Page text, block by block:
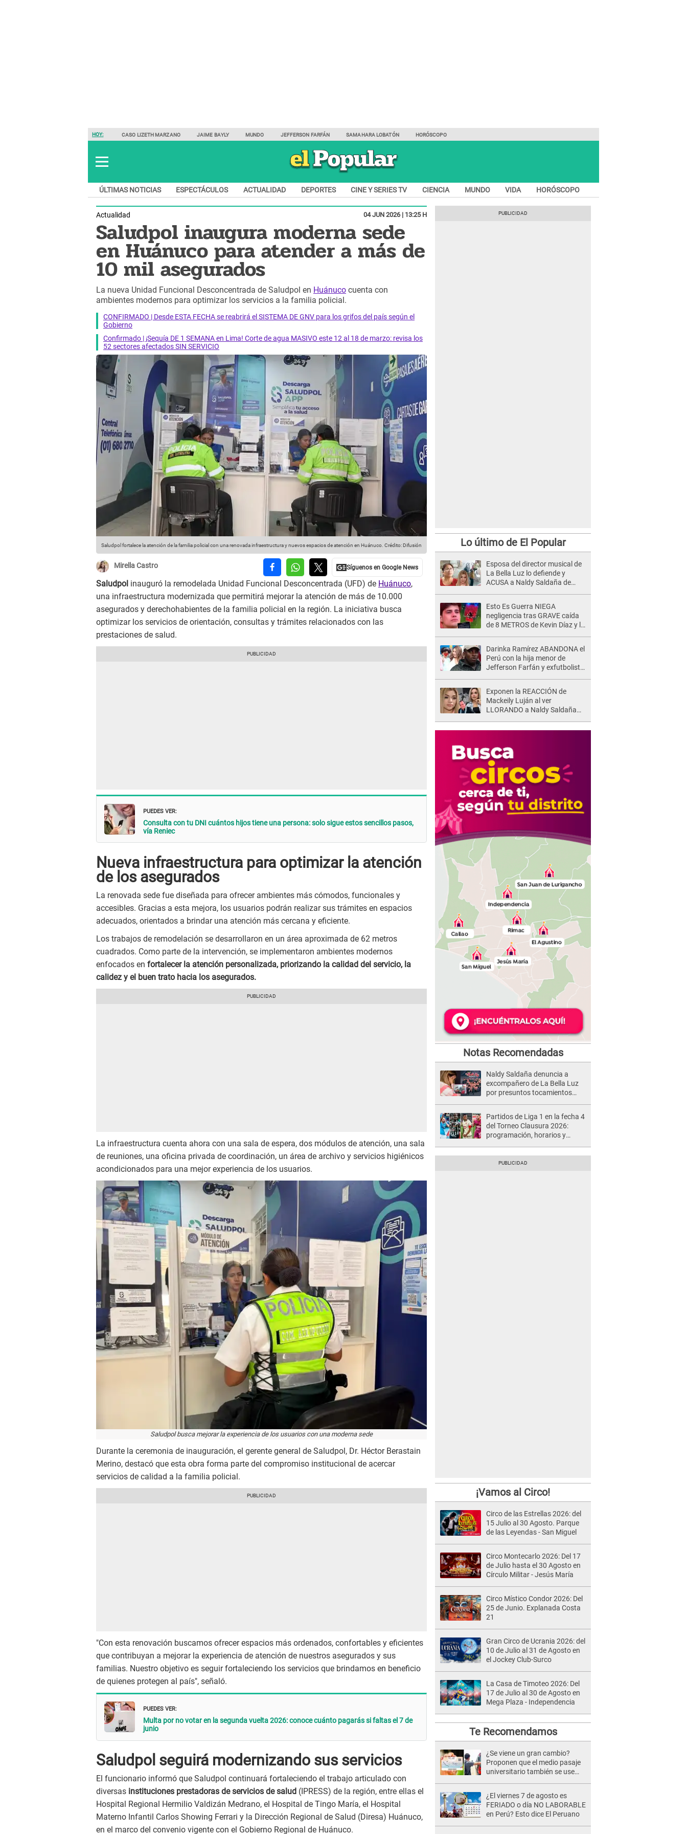
HOY: CASO LIZETH MARZANO JAIME BAYLY MUNDO JEFFERSON FARFÁN SAMAHARA LOBATÓN HORÓSCOPO
ÚLTIMAS NOTICIAS ESPECTÁCULOS ACTUALIDAD DEPORTES CINE Y SERIES TV CIENCIA MUNDO VIDA HORÓSCOPO
Actualidad 04 JUN 2026 | 13:25 H
Saludpol inaugura moderna sede
en Huánuco para atender a más de
10 mil asegurados
La nueva Unidad Funcional Desconcentrada de Saludpol en Huánuco cuenta con
ambientes modernos para optimizar los servicios a la familia policial.
CONFIRMADO | Desde ESTA FECHA se reabrirá el SISTEMA DE GNV para los grifos del país según el
Gobierno
Confirmado | ¡Sequía DE 1 SEMANA en Lima! Corte de agua MASIVO este 12 al 18 de marzo: revisa los
52 sectores afectados SIN SERVICIO
Saludpol fortalece la atención de la familia policial con una renovada infraestructura y nuevos espacios de atención en Huánuco. Crédito: Difusión
Mirella Castro
Saludpol inauguró la remodelada Unidad Funcional Desconcentrada (UFD) de Huánuco,
una infraestructura modernizada que permitirá mejorar la atención de más de 10.000
asegurados y derechohabientes de la familia policial en la región. La iniciativa busca
optimizar los servicios de orientación, consultas y trámites relacionados con las
prestaciones de salud.
PUEDES VER:
Consulta con tu DNI cuántos hijos tiene una persona: solo sigue estos sencillos pasos,
vía Reniec
Nueva infraestructura para optimizar la atención
de los asegurados
La renovada sede fue diseñada para ofrecer ambientes más cómodos, funcionales y
accesibles. Gracias a esta mejora, los usuarios podrán realizar sus trámites en espacios
adecuados, orientados a brindar una atención más cercana y eficiente.
Los trabajos de remodelación se desarrollaron en un área aproximada de 62 metros
cuadrados. Como parte de la intervención, se implementaron ambientes modernos
enfocados en fortalecer la atención personalizada, priorizando la calidad del servicio, la
calidez y el buen trato hacia los asegurados.
La infraestructura cuenta ahora con una sala de espera, dos módulos de atención, una sala
de reuniones, una oficina privada de coordinación, un área de archivo y servicios higiénicos
acondicionados para una mejor experiencia de los usuarios.
Saludpol busca mejorar la experiencia de los usuarios con una moderna sede
Durante la ceremonia de inauguración, el gerente general de Saludpol, Dr. Héctor Berastain
Merino, destacó que esta obra forma parte del compromiso institucional de acercar
servicios de calidad a la familia policial.
"Con esta renovación buscamos ofrecer espacios más ordenados, confortables y eficientes
que contribuyan a mejorar la experiencia de atención de nuestros asegurados y sus
familias. Nuestro objetivo es seguir fortaleciendo los servicios que brindamos en beneficio
de quienes protegen al país", señaló.
PUEDES VER:
Multa por no votar en la segunda vuelta 2026: conoce cuánto pagarás si faltas el 7 de
junio
Saludpol seguirá modernizando sus servicios
El funcionario informó que Saludpol continuará fortaleciendo el trabajo articulado con
diversas instituciones prestadoras de servicios de salud (IPRESS) de la región, entre ellas el
Hospital Regional Hermilio Valdizán Medrano, el Hospital de Tingo María, el Hospital
Materno Infantil Carlos Showing Ferrari y la Dirección Regional de Salud (Diresa) Huánuco,
en el marco del convenio vigente con el Gobierno Regional de Huánuco.
Lo último de El Popular
Esposa del director musical de
La Bella Luz lo defiende y
ACUSA a Naldy Saldaña de
Esto Es Guerra NIEGA
negligencia tras GRAVE caída
de 8 METROS de Kevin Díaz y lo
Darinka Ramírez ABANDONA el
Perú con la hija menor de
Jefferson Farfán y exfutbolista
Exponen la REACCIÓN de
Mackeily Luján al ver
LLORANDO a Naldy Saldaña
Notas Recomendadas
Naldy Saldaña denuncia a
excompañero de La Bella Luz
por presuntos tocamientos
Partidos de Liga 1 en la fecha 4
del Torneo Clausura 2026:
programación, horarios y
¡Vamos al Circo!
Circo de las Estrellas 2026: del
15 Julio al 30 Agosto. Parque
de las Leyendas - San Miguel
Circo Montecarlo 2026: Del 17
de Julio hasta el 30 Agosto en
Círculo Militar - Jesús María
Circo Místico Condor 2026: Del
25 de Junio. Explanada Costa
21
Gran Circo de Ucrania 2026: del
10 de Julio al 31 de Agosto en
el Jockey Club-Surco
La Casa de Timoteo 2026: Del
17 de Julio al 30 de Agosto en
Mega Plaza - Independencia
Te Recomendamos
¿Se viene un gran cambio?
Proponen que el medio pasaje
universitario también se use
¿El viernes 7 de agosto es
FERIADO o día NO LABORABLE
en Perú? Esto dice El Peruano